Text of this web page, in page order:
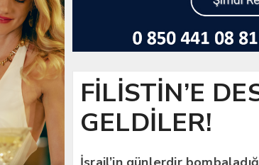
FİLİSTİN’E
GELDİLER!